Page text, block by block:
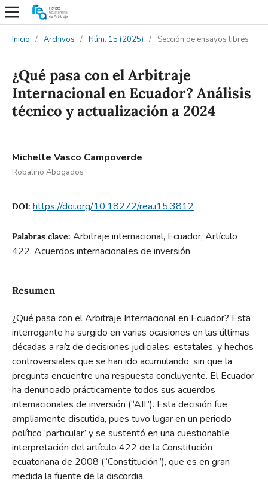
Inicio / Archivos / Núm. 15 (2025) / Sección de ensayos libres
¿Qué pasa con el Arbitraje
Internacional en Ecuador? Análisis
técnico y actualización a 2024
Michelle Vasco Campoverde
Robalino Abogados
DOI: https://doi.org/10.18272/rea.i15.3812
Palabras clave: Arbitraje internacional, Ecuador, Artículo
422, Acuerdos internacionales de inversión
Resumen
¿Qué pasa con el Arbitraje Internacional en Ecuador? Esta
interrogante ha surgido en varias ocasiones en las últimas
décadas a raíz de decisiones judiciales, estatales, y hechos
controversiales que se han ido acumulando, sin que la
pregunta encuentre una respuesta concluyente. El Ecuador
ha denunciado prácticamente todos sus acuerdos
internacionales de inversión (“AII”). Esta decisión fue
ampliamente discutida, pues tuvo lugar en un periodo
político ‘particular’ y se sustentó en una cuestionable
interpretación del artículo 422 de la Constitución
ecuatoriana de 2008 (“Constitución”), que es en gran
medida la fuente de la discordia.